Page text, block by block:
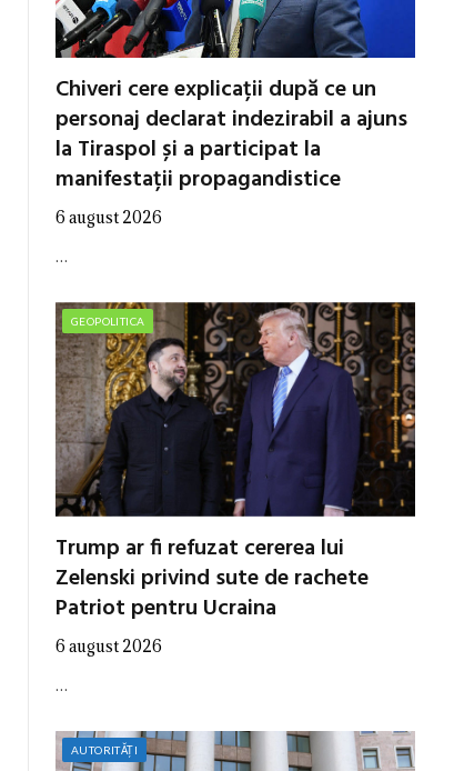
Chiveri cere explicații după ce un
personaj declarat indezirabil a ajuns
la Tiraspol și a participat la
manifestații propagandistice
6 august 2026
…
GEOPOLITICA
Trump ar fi refuzat cererea lui
Zelenski privind sute de rachete
Patriot pentru Ucraina
6 august 2026
…
AUTORITĂȚI